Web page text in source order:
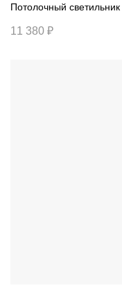
11 380 ₽